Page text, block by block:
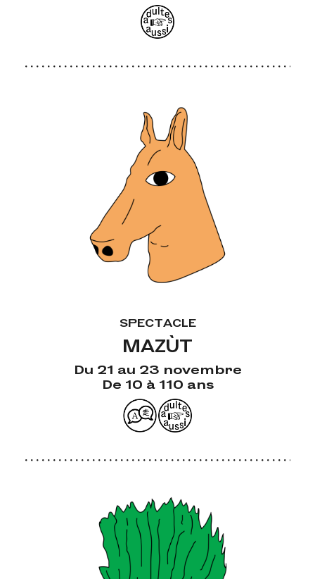
SPECTACLE
MAZÙT
Du 21 au 23 novembre
De 10 à 110 ans